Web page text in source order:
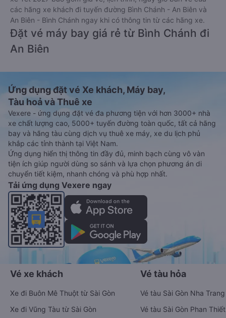
các hãng xe khách đi tuyến đường Bình Chánh - An Biên và
An Biên - Bình Chánh ngay khi có thông tin từ các hãng xe.
Đặt vé máy bay giá rẻ từ Bình Chánh đi
An Biên
Ứng dụng đặt vé Xe khách, Máy bay,
Tàu hoả và Thuê xe
Vexere - ứng dụng đặt vé đa phương tiện với hơn 3000+ nhà
xe chất lượng cao, 5000+ tuyến đường toàn quốc, tất cả hãng
bay và hãng tàu cùng dịch vụ thuê xe máy, xe du lịch phủ
khắp các tỉnh thành tại Việt Nam.
Ứng dụng hiển thị thông tin đầy đủ, minh bạch cùng vô vàn
tiện ích giúp người dùng so sánh và lựa chọn phương án di
chuyển tiết kiệm, nhanh chóng và phù hợp nhất.
Tải ứng dụng Vexere ngay
Vé xe khách
Xe đi Buôn Mê Thuột từ Sài Gòn
Xe đi Vũng Tàu từ Sài Gòn
Vé tàu hỏa
Vé tàu Sài Gòn Nha Trang
Vé tàu Sài Gòn Phan Thiết